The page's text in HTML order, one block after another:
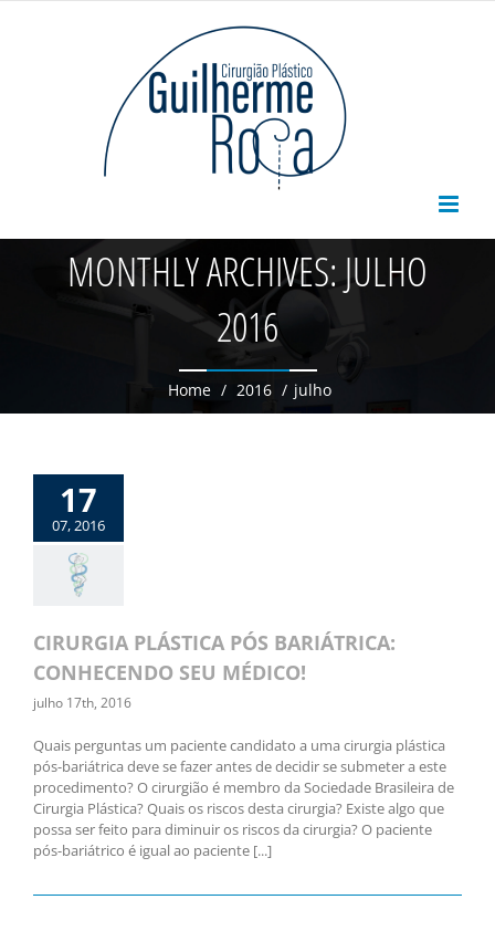
MONTHLY ARCHIVES: JULHO
2016
Home / 2016 / julho
17
07, 2016
CIRURGIA PLÁSTICA PÓS BARIÁTRICA:
CONHECENDO SEU MÉDICO!
julho 17th, 2016
Quais perguntas um paciente candidato a uma cirurgia plástica
pós-bariátrica deve se fazer antes de decidir se submeter a este
procedimento? O cirurgião é membro da Sociedade Brasileira de
Cirurgia Plástica? Quais os riscos desta cirurgia? Existe algo que
possa ser feito para diminuir os riscos da cirurgia? O paciente
pós-bariátrico é igual ao paciente [...]